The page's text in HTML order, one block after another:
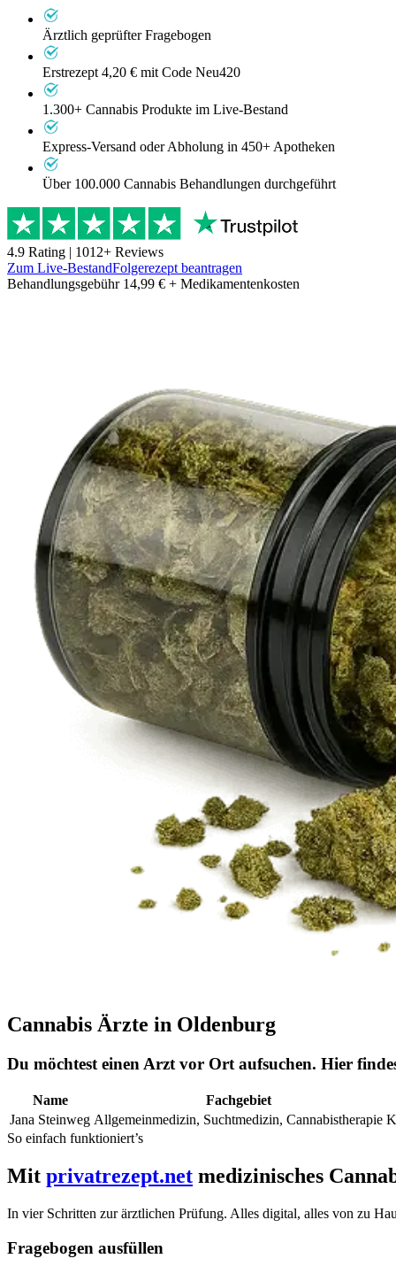
Ärztlich geprüfter Fragebogen
Erstrezept 4,20 € mit Code Neu420
1.300+ Cannabis Produkte im Live-Bestand
Express-Versand oder Abholung in 450+ Apotheken
Über 100.000 Cannabis Behandlungen durchgeführt
4.9 Rating | 1012+ Reviews
Zum Live-BestandFolgerezept beantragen
Behandlungsgebühr 14,99 € + Medikamentenkosten
Cannabis Ärzte in Oldenburg
Du möchtest einen Arzt vor Ort aufsuchen. Hier
Name
Fachgebiet
Jana Steinweg Allgemeinmedizin, Suchtmedizin, Cannabistherapie
So einfach funktioniert’s
Mit privatrezept.net medizinisches
In vier Schritten zur ärztlichen Prüfung. Alles digital, alles von zu
Fragebogen ausfüllen